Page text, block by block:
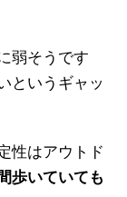
弱そうです
というギャッ
性はアウトド
歩いていても